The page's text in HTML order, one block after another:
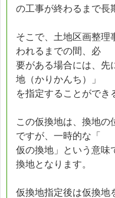
の工事が終わるまで長
そこで、土地区画整理
われるまでの間、必
要がある場合には、先
地（かりかんち）」
を指定することができ
この仮換地は、換地の
ですが、一時的な「
仮の換地」という意味
換地となります。
仮換地指定後は仮換地